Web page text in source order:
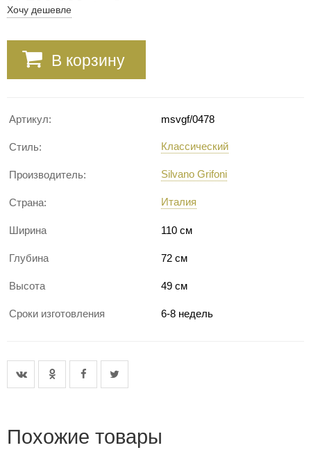
Хочу дешевле
В корзину
Артикул: msvgf/0478
Стиль: Классический
Производитель: Silvano Grifoni
Страна: Италия
Ширина 110 см
Глубина 72 см
Высота 49 см
Сроки изготовления 6-8 недель
Похожие товары